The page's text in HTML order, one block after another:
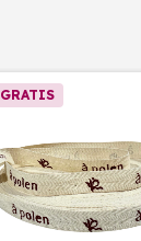
GRATIS